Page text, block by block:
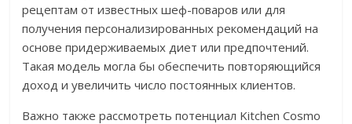
рецептам от известных шеф-поваров или для
получения персонализированных рекомендаций на
основе придерживаемых диет или предпочтений.
Такая модель могла бы обеспечить повторяющийся
доход и увеличить число постоянных клиентов.
Важно также рассмотреть потенциал Kitchen Cosmo